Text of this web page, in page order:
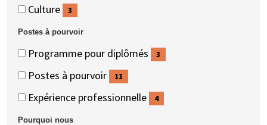
Notre
culture
Notre
culture
Culture
(3
3
Postes à pourvoir
Postes
à
Postes
à
Programme pour diplômés
(3
3
Postes à pourvoir
(11
éléments)
11
Expérience professionnelle
(4
4
Pourquoi nous